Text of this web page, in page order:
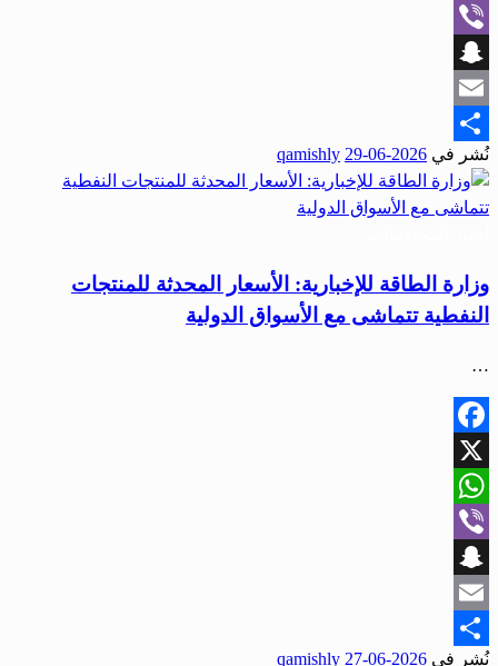
WhatsApp
Viber
Snapchat
Email
Share
نُشر في 2026-06-29
qamishly
وزارة الطاقة للإخبارية: الأسعار المحدثة للمنتجات
النفطية تتماشى مع الأسواق الدولية
…
Facebook
X
WhatsApp
Viber
Snapchat
Email
نُشر في 2026-06-27
qamishly